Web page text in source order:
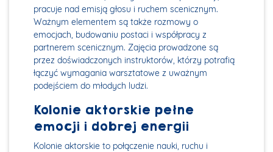
pracuje nad emisją głosu i ruchem scenicznym.
Ważnym elementem są także rozmowy o
emocjach, budowaniu postaci i współpracy z
partnerem scenicznym. Zajęcia prowadzone są
przez doświadczonych instruktorów, którzy potrafią
łączyć wymagania warsztatowe z uważnym
podejściem do młodych ludzi.
Kolonie aktorskie pełne
emocji i dobrej energii
Kolonie aktorskie to połączenie nauki, ruchu i